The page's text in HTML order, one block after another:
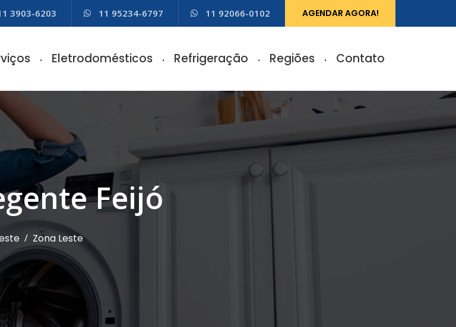
3903-6203 11 95234-6797 11 92066-0102 AGENDAR AGORA!
Eletrodomésticos Refrigeração Regiões Contato
Feijó
/ Zona Leste